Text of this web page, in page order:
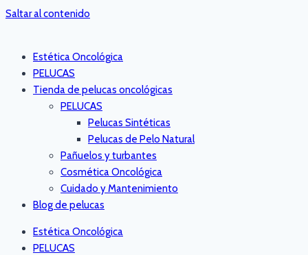
Saltar al contenido
Estética Oncológica
PELUCAS
Tienda de pelucas oncológicas
PELUCAS
Pelucas Sintéticas
Pelucas de Pelo Natural
Pañuelos y turbantes
Cosmética Oncológica
Cuidado y Mantenimiento
Blog de pelucas
Estética Oncológica
PELUCAS